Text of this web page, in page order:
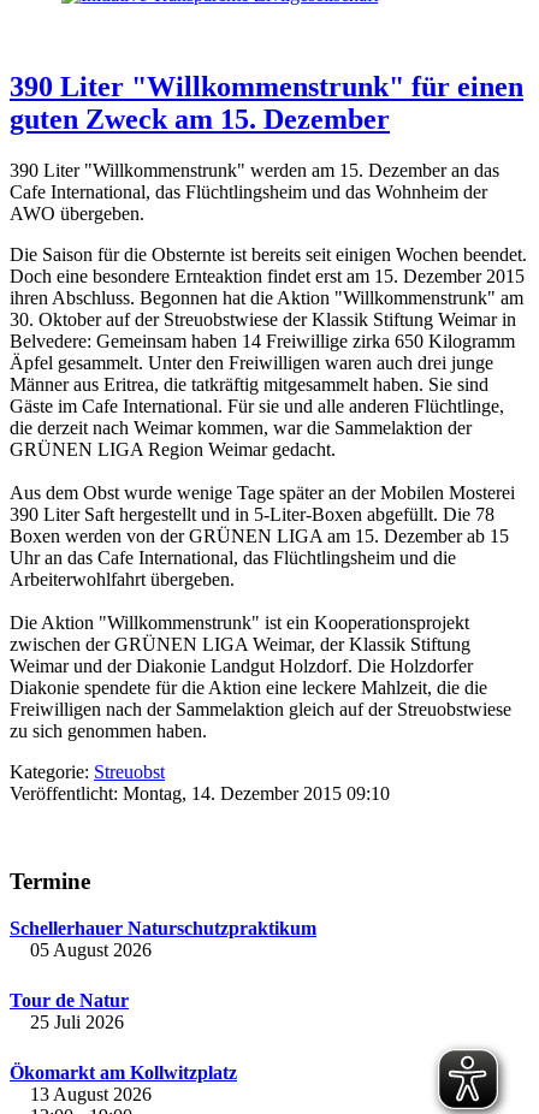
390 Liter "Willkommenstrunk" für einen
guten Zweck am 15. Dezember
390 Liter "Willkommenstrunk" werden am 15. Dezember an das
Cafe International, das Flüchtlingsheim und das Wohnheim der
AWO übergeben.
Die Saison für die Obsternte ist bereits seit einigen Wochen beendet.
Doch eine besondere Ernteaktion findet erst am 15. Dezember 2015
ihren Abschluss. Begonnen hat die Aktion "Willkommenstrunk" am
30. Oktoberauf der Streuobstwiese der Klassik Stiftung Weimar in
Belvedere: Gemeinsam haben 14 Freiwillige zirka 650 Kilogramm
Äpfel gesammelt. Unter den Freiwilligen waren auch drei junge
Männer aus Eritrea, die tatkräftig mitgesammelt haben. Sie sind
Gäste im Cafe International. Für sie und alle anderen Flüchtlinge,
die derzeit nach Weimar kommen, war die Sammelaktion der
GRÜNEN LIGA Region Weimar gedacht.
Aus dem Obst wurde wenige Tage später an der Mobilen Mosterei
390 Liter Saft hergestellt und in 5-Liter-Boxen abgefüllt. Die 78
Boxen werden von der GRÜNEN LIGA am 15. Dezember ab 15
Uhr an das Cafe International, das Flüchtlingsheim und die
Arbeiterwohlfahrt übergeben.
Die Aktion "Willkommenstrunk" ist ein Kooperationsprojekt
zwischen der GRÜNEN LIGA Weimar, der Klassik Stiftung
Weimar und der Diakonie Landgut Holzdorf. Die Holzdorfer
Diakonie spendete für die Aktion eine leckere Mahlzeit, die die
Freiwilligen nach der Sammelaktion gleich auf der Streuobstwiese
zu sich genommen haben.
Kategorie: Streuobst
Veröffentlicht: Montag, 14. Dezember 2015 09:10
Termine
Schellerhauer Naturschutzpraktikum
05 August 2026
Tour de Natur
25 Juli 2026
Ökomarkt am Kollwitzplatz
13 August 2026